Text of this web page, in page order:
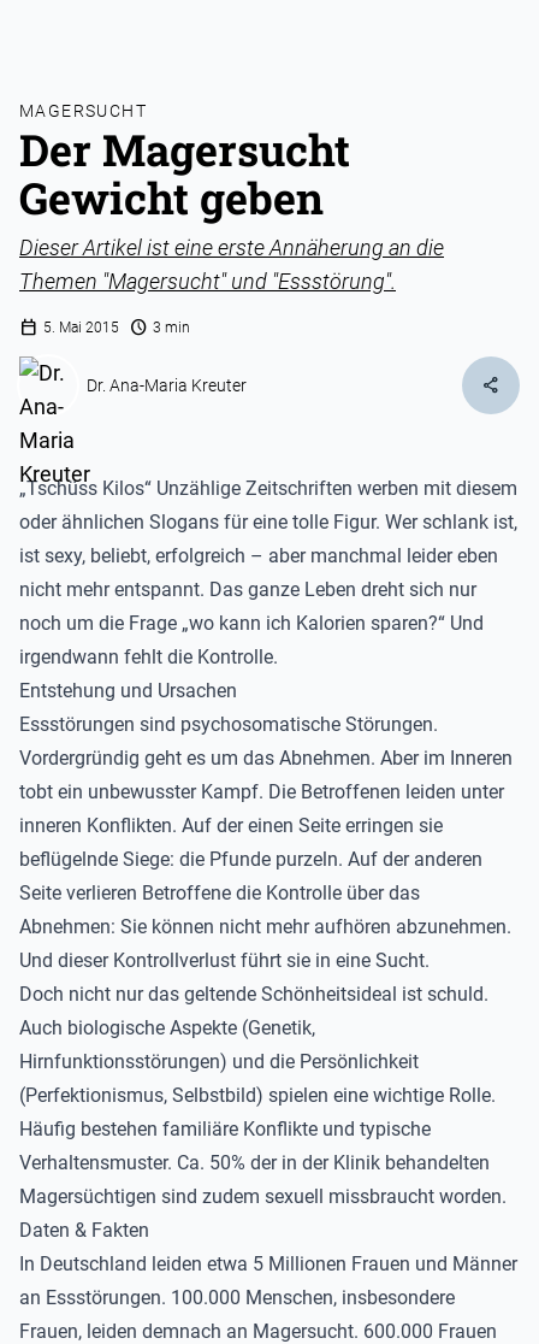
MAGERSUCHT
Der Magersucht
Gewicht geben
Dieser Artikel ist eine erste Annäherung an die
Themen "Magersucht" und "Essstörung".
calendar_today 5. Mai 2015 schedule 3 min
Dr. Ana-Maria Kreuter share
„Tschüss Kilos“ Unzählige Zeitschriften werben mit diesem
oder ähnlichen Slogans für eine tolle Figur. Wer schlank ist,
ist sexy, beliebt, erfolgreich – aber manchmal leider eben
nicht mehr entspannt. Das ganze Leben dreht sich nur
noch um die Frage „wo kann ich Kalorien sparen?“ Und
irgendwann fehlt die Kontrolle.
Entstehung und Ursachen
Essstörungen sind psychosomatische Störungen.
Vordergründig geht es um das Abnehmen. Aber im Inneren
tobt ein unbewusster Kampf. Die Betroffenen leiden unter
inneren Konflikten. Auf der einen Seite erringen sie
beflügelnde Siege: die Pfunde purzeln. Auf der anderen
Seite verlieren Betroffene die Kontrolle über das
Abnehmen: Sie können nicht mehr aufhören abzunehmen.
Und dieser Kontrollverlust führt sie in eine Sucht.
Doch nicht nur das geltende Schönheitsideal ist schuld.
Auch biologische Aspekte (Genetik,
Hirnfunktionsstörungen) und die Persönlichkeit
(Perfektionismus, Selbstbild) spielen eine wichtige Rolle.
Häufig bestehen familiäre Konflikte und typische
Verhaltensmuster. Ca. 50% der in der Klinik behandelten
Magersüchtigen sind zudem sexuell missbraucht worden.
Daten & Fakten
In Deutschland leiden etwa 5 Millionen Frauen und Männer
an Essstörungen. 100.000 Menschen, insbesondere
Frauen, leiden demnach an Magersucht. 600.000 Frauen